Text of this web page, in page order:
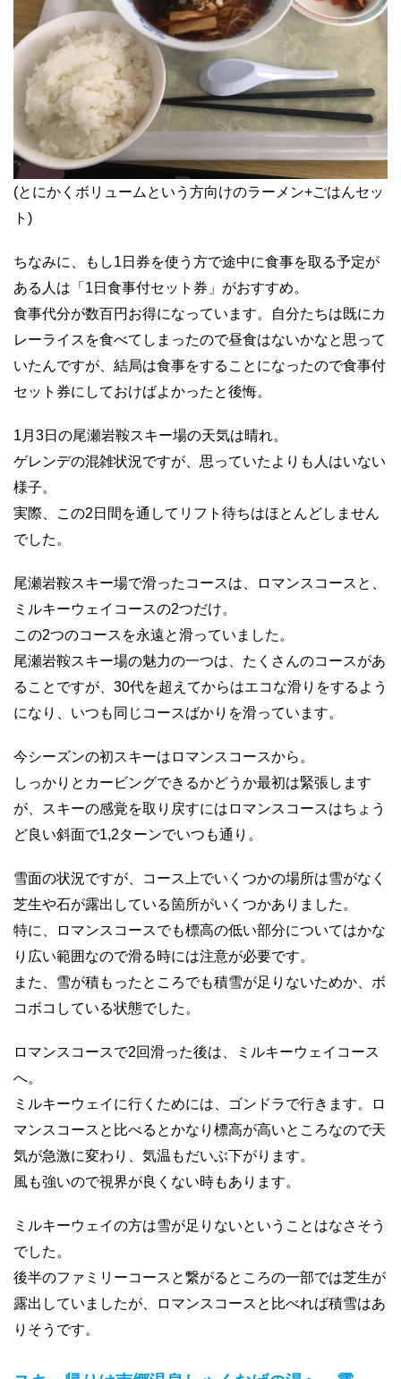
(とにかくボリュームという方向けのラーメン+ごはんセッ
ト)
ちなみに、もし1日券を使う方で途中に食事を取る予定が
ある人は「1日食事付セット券」がおすすめ。
食事代分が数百円お得になっています。自分たちは既にカ
レーライスを食べてしまったので昼食はないかなと思って
いたんですが、結局は食事をすることになったので食事付
セット券にしておけばよかったと後悔。
1月3日の尾瀬岩鞍スキー場の天気は晴れ。
ゲレンデの混雑状況ですが、思っていたよりも人はいない
様子。
実際、この2日間を通してリフト待ちはほとんどしません
でした。
尾瀬岩鞍スキー場で滑ったコースは、ロマンスコースと、
ミルキーウェイコースの2つだけ。
この2つのコースを永遠と滑っていました。
尾瀬岩鞍スキー場の魅力の一つは、たくさんのコースがあ
ることですが、30代を超えてからはエコな滑りをするよう
になり、いつも同じコースばかりを滑っています。
今シーズンの初スキーはロマンスコースから。
しっかりとカービングできるかどうか最初は緊張します
が、スキーの感覚を取り戻すにはロマンスコースはちょう
ど良い斜面で1,2ターンでいつも通り。
雪面の状況ですが、コース上でいくつかの場所は雪がなく
芝生や石が露出している箇所がいくつかありました。
特に、ロマンスコースでも標高の低い部分についてはかな
り広い範囲なので滑る時には注意が必要です。
また、雪が積もったところでも積雪が足りないためか、ボ
コボコしている状態でした。
ロマンスコースで2回滑った後は、ミルキーウェイコース
へ。
ミルキーウェイに行くためには、ゴンドラで行きます。ロ
マンスコースと比べるとかなり標高が高いところなので天
気が急激に変わり、気温もだいぶ下がります。
風も強いので視界が良くない時もあります。
ミルキーウェイの方は雪が足りないということはなさそう
でした。
後半のファミリーコースと繋がるところの一部では芝生が
露出していましたが、ロマンスコースと比べれば積雪はあ
りそうです。